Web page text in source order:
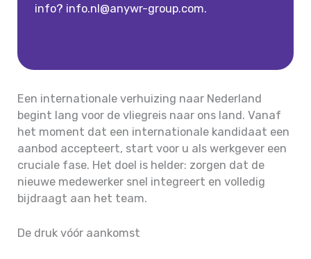
info? info.nl@anywr-group.com.
Een internationale verhuizing naar Nederland
begint lang voor de vliegreis naar ons land. Vanaf
het moment dat een internationale kandidaat een
aanbod accepteert, start voor u als werkgever een
cruciale fase. Het doel is helder: zorgen dat de
nieuwe medewerker snel integreert en volledig
bijdraagt aan het team.
De druk vóór aankomst